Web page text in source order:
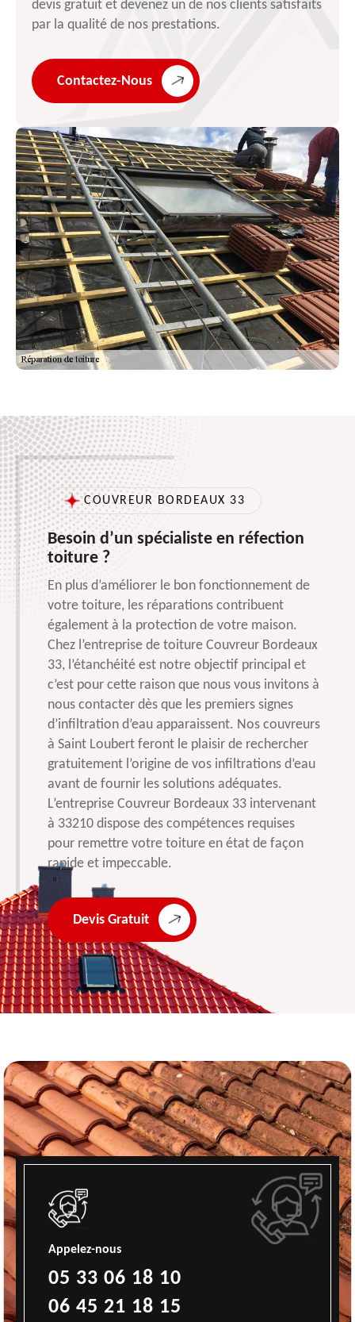
devis gratuit et devenez un de nos clients satisfaits
par la qualité de nos prestations.
Contactez-Nous
COUVREUR BORDEAUX 33
Besoin d’un spécialiste en réfection
toiture ?
En plus d’améliorer le bon fonctionnement de
votre toiture, les réparations contribuent
également à la protection de votre maison.
Chez l’entreprise de toiture Couvreur Bordeaux
33, l’étanchéité est notre objectif principal et
c’est pour cette raison que nous vous invitons à
nous contacter dès que les premiers signes
d’infiltration d’eau apparaissent. Nos couvreurs
à Saint Loubert feront le plaisir de rechercher
gratuitement l’origine de vos infiltrations d’eau
avant de fournir les solutions adéquates.
L’entreprise Couvreur Bordeaux 33 intervenant
à 33210 dispose des compétences requises
pour remettre votre toiture en état de façon
rapide et impeccable.
Devis Gratuit
Appelez-nous
05 33 06 18 10
06 45 21 18 15